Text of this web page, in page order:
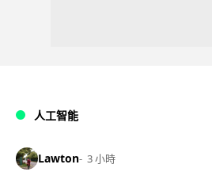
人工智能
Lawton 3 小時